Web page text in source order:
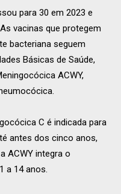
para 30 em 2023 e
vacinas que protegem
bacteriana seguem
Básicas de Saúde,
ACWY,
C é indicada para
antes dos cinco anos,
ACWY integra o
a 14 anos.